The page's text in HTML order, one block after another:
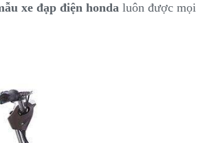
xe đạp điện honda luôn được mọi